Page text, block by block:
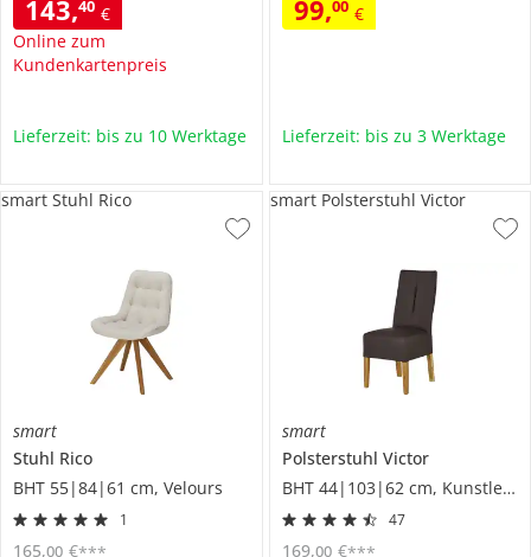
143,40 €
Online zum
Kundenkartenpreis
Lieferzeit: bis zu 10 Werktage
99,00 €
Lieferzeit: bis zu 3 Werktage
smart
Stuhl Rico
BHT 55|84|61 cm, Velours
1
165,00 €
smart Stuhl Rico
smart
Polsterstuhl Victor
BHT 44|103|62 cm, Kunstleder
47
169,00 €
smart Polsterstuhl Victor